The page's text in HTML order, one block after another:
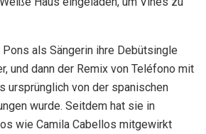
als Sängerin ihre Debütsingle
und dann der Remix von Teléfono mit
ursprünglich von der spanischen
wurde. Seitdem hat sie in
wie Camila Cabellos mitgewirkt